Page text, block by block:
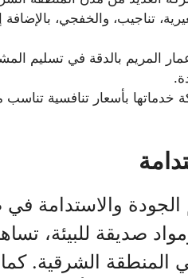
تناجيب، والخفجي،
المريم بالدقة في تسليم
خدماتها بأسعار تنافسية
والاستدامة
صديقة للبيئة،
المنطقة الشرقية. كما